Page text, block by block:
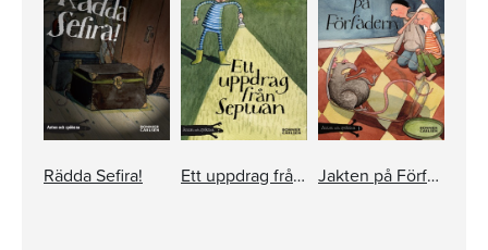
Rädda Sefira! Ett uppdrag från Septuan Jakten på Förfadern